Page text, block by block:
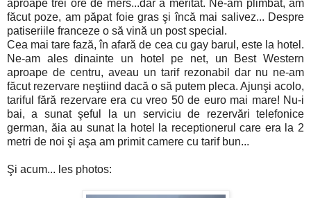
aproape trei ore de mers...dar a meritat. Ne-am plimbat, am
făcut poze, am păpat foie gras şi încă mai salivez... Despre
patiseriile franceze o să vină un post special.
Cea mai tare fază, în afară de cea cu gay barul, este la hotel.
Ne-am ales dinainte un hotel pe net, un Best Western
aproape de centru, aveau un tarif rezonabil dar nu ne-am
făcut rezervare neştiind dacă o să putem pleca. Ajunşi acolo,
tariful fără rezervare era cu vreo 50 de euro mai mare! Nu-i
bai, a sunat şeful la un serviciu de rezervări telefonice
german, ăia au sunat la hotel la receptionerul care era la 2
metri de noi şi aşa am primit camere cu tarif bun...
Şi acum... les photos: